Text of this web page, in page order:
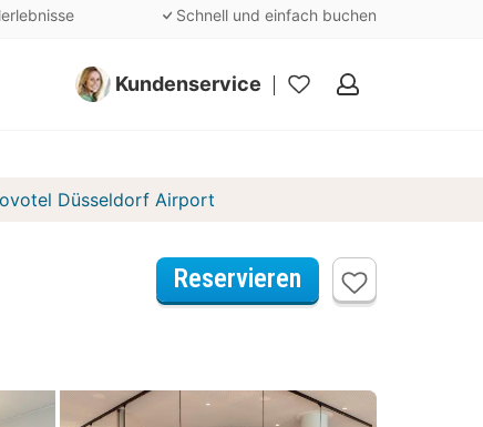
Schnell und einfach buchen
Kundenservice
Meine
Düsseldorf Airport
Reservieren